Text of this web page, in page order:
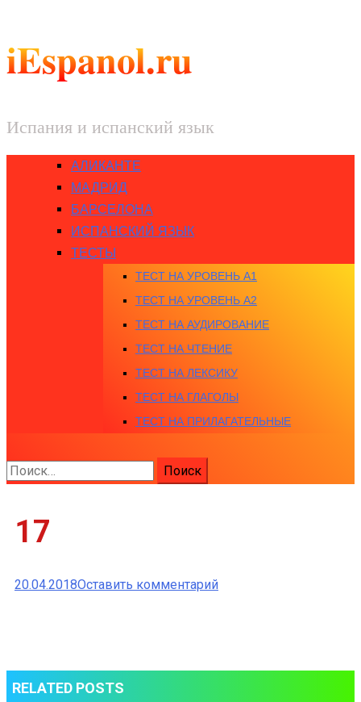
iEspanol.ru
Испания и испанский язык
АЛИКАНТЕ
МАДРИД
БАРСЕЛОНА
ИСПАНСКИЙ ЯЗЫК
ТЕСТЫ
ТЕСТ НА УРОВЕНЬ A1
ТЕСТ НА УРОВЕНЬ A2
ТЕСТ НА АУДИРОВАНИЕ
ТЕСТ НА ЧТЕНИЕ
ТЕСТ НА ЛЕКСИКУ
ТЕСТ НА ГЛАГОЛЫ
ТЕСТ НА ПРИЛАГАТЕЛЬНЫЕ
Найти:
17
20.04.2018Оставить комментарийк
RELATED POSTS